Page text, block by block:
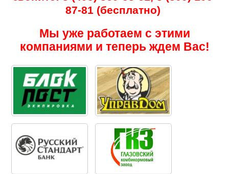
87-81 (бесплатно)
Мы уже работаем с этими
компаниями и теперь ждем Вас!